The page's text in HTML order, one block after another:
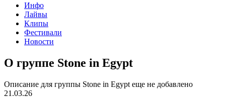
Инфо
Лайвы
Клипы
Фестивали
Новости
О группе Stone in Egypt
Описание для группы Stone in Egypt еще не добавлено
21.03.26